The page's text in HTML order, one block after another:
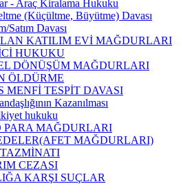
- Araç Kiralama Hukuku
(Küçültme, Büyütme) Davası
Satım Davası
KATILIM EVİ MAĞDURLARI
HUKUKU
DÖNÜŞÜM MAĞDURLARI
ÖLDÜRME
MENFİ TESPİT DAVASI
Kazanılması
hukuku
PARA MAĞDURLARI
MAĞDURLARI)
CEZASI
KARŞI SUÇLAR